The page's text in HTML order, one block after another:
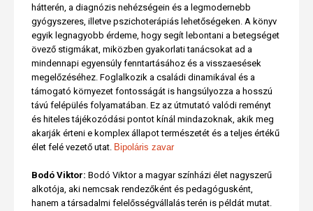
hátterén, a diagnózis nehézségein és a legmodernebb
gyógyszeres, illetve pszichoterápiás lehetőségeken. A könyv
egyik legnagyobb érdeme, hogy segít lebontani a betegséget
övező stigmákat, miközben gyakorlati tanácsokat ad a
mindennapi egyensúly fenntartásához és a visszaesések
megelőzéséhez. Foglalkozik a családi dinamikával és a
támogató környezet fontosságát is hangsúlyozza a hosszú
távú felépülés folyamatában. Ez az útmutató valódi reményt
és hiteles tájékozódási pontot kínál mindazoknak, akik meg
akarják érteni e komplex állapot természetét és a teljes értékű
élet felé vezető utat. Bipoláris zavar
Bodó Viktor:Bodó Viktor a magyar színházi élet nagyszerű
alkotója, aki nemcsak rendezőként és pedagógusként,
hanem a társadalmi felelősségvállalás terén is példát mutat.